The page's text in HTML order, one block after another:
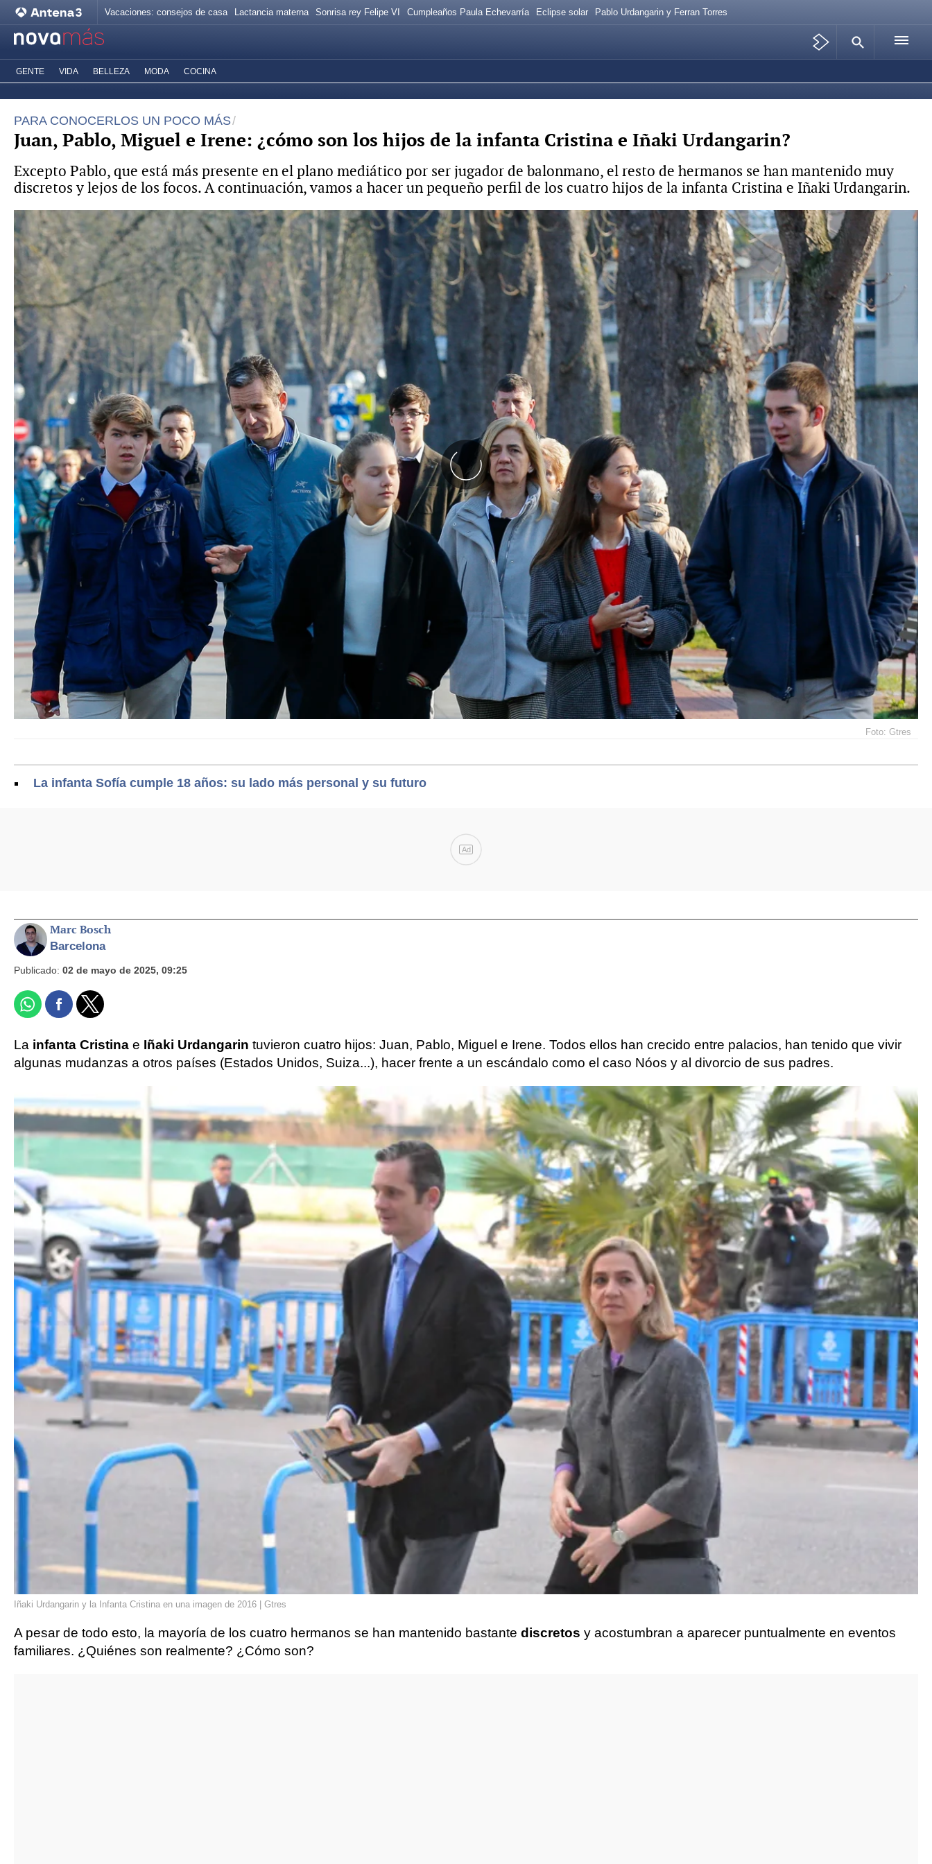
Vacaciones: consejos de casa Lactancia materna Sonrisa rey Felipe VI Cumpleaños Paula Echevarría Eclipse solar Pablo Urdangarin y Ferran Torres
GENTE VIDA BELLEZA MODA COCINA
PARA CONOCERLOS UN POCO MÁS
Juan, Pablo, Miguel e Irene: ¿cómo son los hijos de la infanta Cristina e Iñaki Urdangarin?
Excepto Pablo, que está más presente en el plano mediático por ser jugador de balonmano, el resto de hermanos se han mantenido muy
discretos y lejos de los focos. A continuación, vamos a hacer un pequeño perfil de los cuatro hijos de la infanta Cristina e Iñaki Urdangarin.
Foto: Gtres
La infanta Sofía cumple 18 años: su lado más personal y su futuro
Ad
Marc Bosch
Barcelona
Publicado: 02 de mayo de 2025, 09:25
La infanta Cristina e Iñaki Urdangarin tuvieron cuatro hijos: Juan, Pablo, Miguel e Irene. Todos ellos han crecido entre palacios, han tenido que vivir
algunas mudanzas a otros países (Estados Unidos, Suiza...), hacer frente a un escándalo como el caso Nóos y al divorcio de sus padres.
Iñaki Urdangarin y la Infanta Cristina en una imagen de 2016 | Gtres
A pesar de todo esto, la mayoría de los cuatro hermanos se han mantenido bastante discretos y acostumbran a aparecer puntualmente en eventos
familiares. ¿Quiénes son realmente? ¿Cómo son?